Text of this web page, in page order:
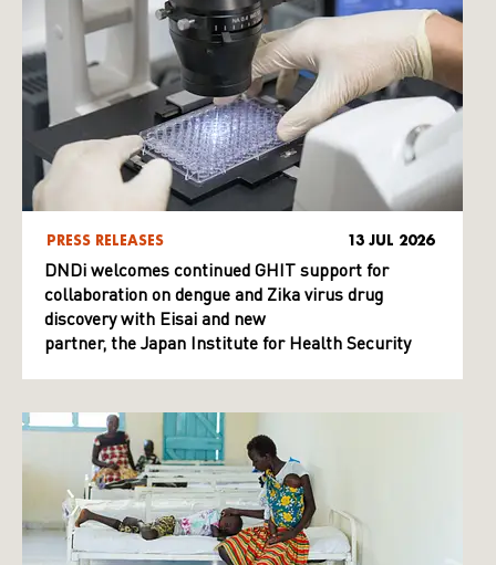
PRESS RELEASES 13 JUL 2026
DNDi welcomes continued GHIT support for
collaboration on dengue and Zika virus drug
discovery with Eisai and new
partner, the Japan Institute for Health Security